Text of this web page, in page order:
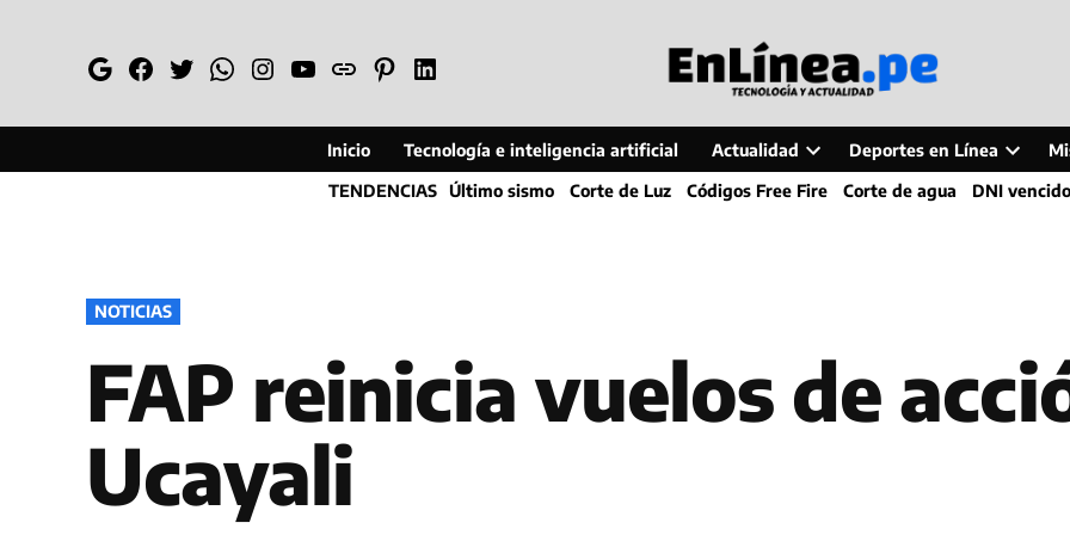
GoogleFacebook
TwitterWhatsapp
Instagram
YouTube
WebPinterestLinkedin
Inicio Tecnología e inteligencia artificial Actualidad
Open
dropdown
Deportes en Línea
Open
dropdown
TENDENCIAS Último sismo Corte de Luz Códigos Free Fire Corte de agua DNI vencido
PUBLICADO
EN
NOTICIAS
FAP reinicia vuelos de
Ucayali